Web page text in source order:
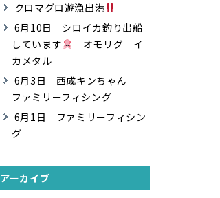
クロマグロ遊漁出港
6月10日 シロイカ釣り出船
しています
オモリグ イ
カメタル
6月3日 西成キンちゃん
ファミリーフィシング
6月1日 ファミリーフィシン
グ
アーカイブ